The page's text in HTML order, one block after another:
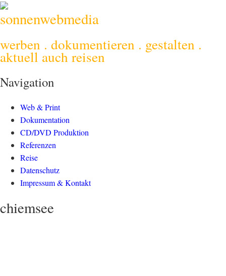
sonnenwebmedia
werben . dokumentieren . gestalten .
aktuell auch reisen
Navigation
Web & Print
Dokumentation
CD/DVD Produktion
Referenzen
Reise
Datenschutz
Impressum & Kontakt
chiemsee